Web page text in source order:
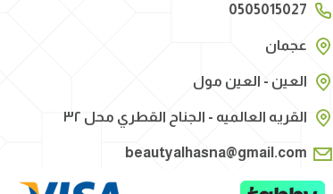
0505015027
عجمان
العين - العين مول
القريه العالميه - الجناح القطري محل ٣٢
beautyalhasna@gmail.com